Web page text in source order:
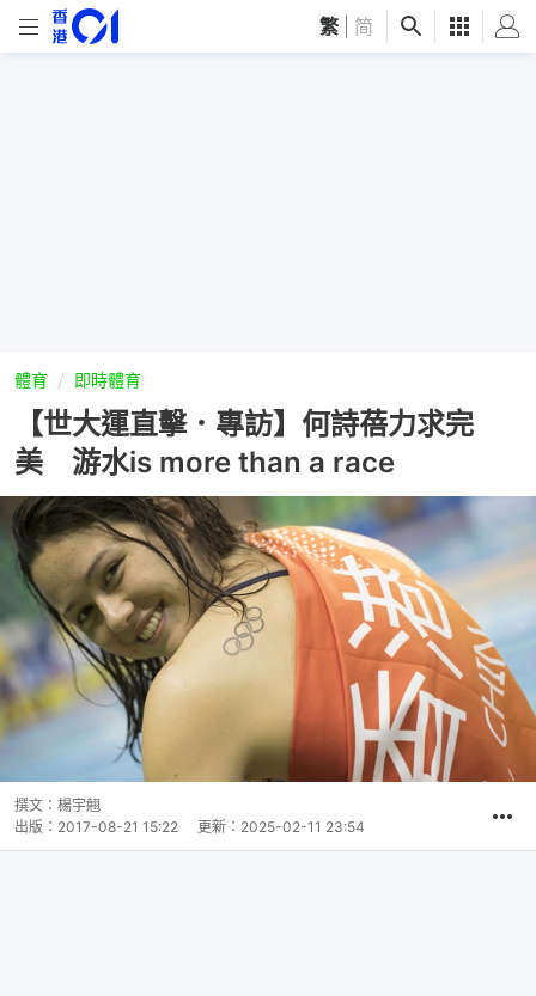
繁 简
體育 即時體育
【世大運直擊．專訪】何詩蓓力求完
美 游水is more than a race
撰文： 楊宇翹
出版： 2017-08-21 15:22 更新： 2025-02-11 23:54